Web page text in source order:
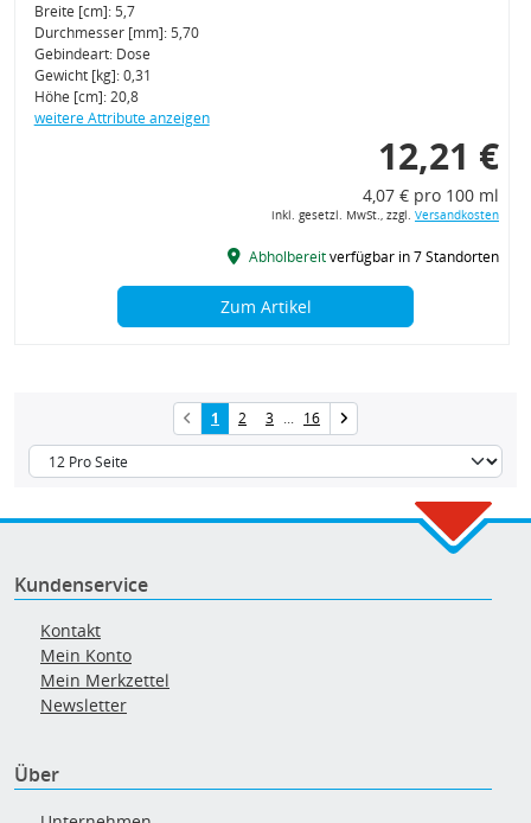
Breite [cm]: 5,7
Durchmesser [mm]: 5,70
Gebindeart: Dose
Gewicht [kg]: 0,31
Höhe [cm]: 20,8
weitere Attribute anzeigen
12,21 €
4,07 € pro 100 ml
inkl. gesetzl. MwSt., zzgl. Versandkosten
Abholbereitverfügbar in 7 Standorten
Zum Artikel
1 2 3 ... 16
Kundenservice
Kontakt
Mein Konto
Mein Merkzettel
Newsletter
Über